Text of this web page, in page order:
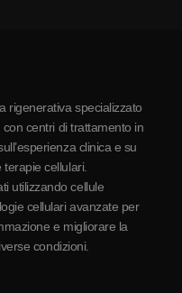
rigenerativa specializzato
centri di trattamento in
clinica e su
cellulari.
utilizzando cellule
cellulari avanzate per
e migliorare la
condizioni.